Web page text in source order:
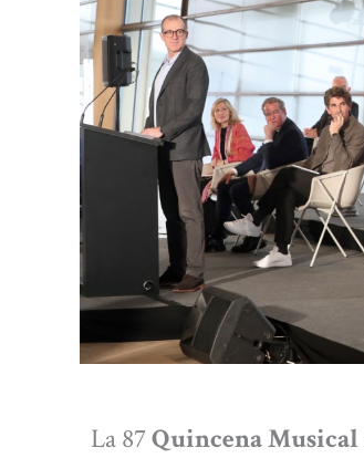
La 87Quincena Musical